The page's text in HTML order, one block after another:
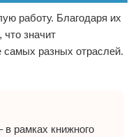
работу. Благодаря их
значит
разных отраслей.
в рамках книжного